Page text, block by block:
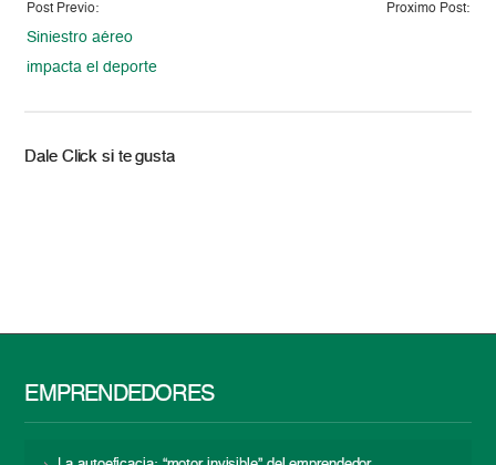
Post Previo:
Siniestro aéreo
impacta el deporte
Proximo Post:
Dale Click si te gusta
EMPRENDEDORES